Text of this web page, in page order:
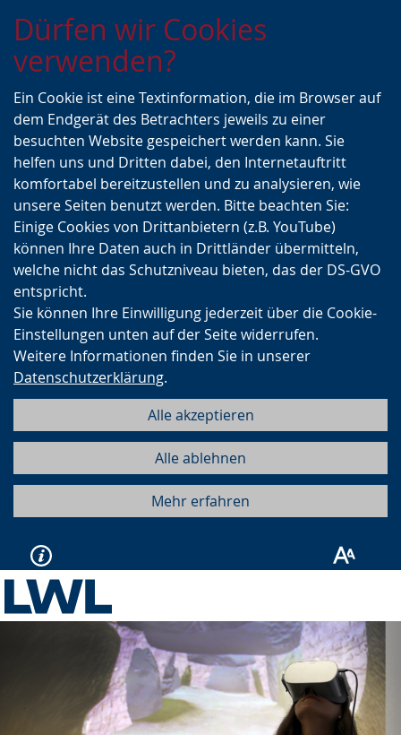
Zur
Hauptnavigation
Zur
Seitennavigation
Zum
Inhalt
Dürfen wir Cookies
verwenden?
Ein Cookie ist eine Textinformation, die im Browser auf
dem Endgerät des Betrachters jeweils zu einer
besuchten Website gespeichert werden kann. Sie
helfen uns und Dritten dabei, den Internetauftritt
komfortabel bereitzustellen und zu analysieren, wie
unsere Seiten benutzt werden. Bitte beachten Sie:
Einige Cookies von Drittanbietern (z.B. YouTube)
können Ihre Daten auch in Drittländer übermitteln,
welche nicht das Schutzniveau bieten, das der DS-GVO
entspricht.
Sie können Ihre Einwilligung jederzeit über die Cookie-
Einstellungen unten auf der Seite widerrufen.
Weitere Informationen finden Sie in unserer
Datenschutzerklärung.
Alle akzeptieren
Alle ablehnen
Mehr erfahren
Vorherige